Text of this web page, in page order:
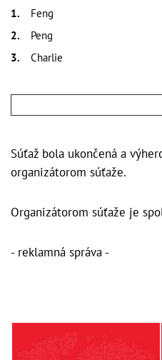
Feng
Peng
Charlie
Súťaž bola ukončená a
organizátorom súťaže.
Organizátorom súťaže je
- reklamná správa -